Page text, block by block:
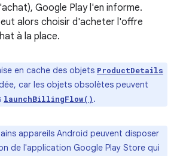
Google Play l'en informe.
alors choisir d'acheter l'offre
à la place.
en cache des objets ProductDetails
car les objets obsolètes peuvent
launchBillingFlow().
appareils Android peuvent disposer
de l'application Google Play Store qui